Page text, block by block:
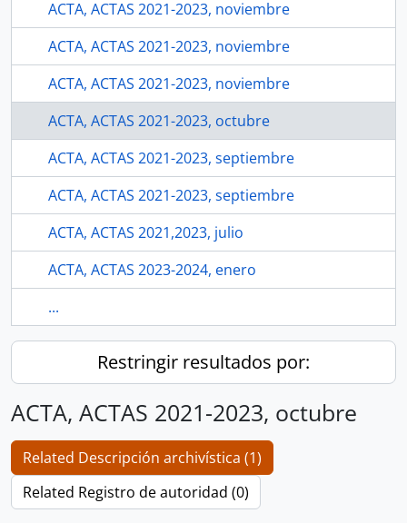
ACTA, ACTAS 2021-2023, noviembre
ACTA, ACTAS 2021-2023, noviembre
ACTA, ACTAS 2021-2023, noviembre
ACTA, ACTAS 2021-2023, octubre
ACTA, ACTAS 2021-2023, septiembre
ACTA, ACTAS 2021-2023, septiembre
ACTA, ACTAS 2021,2023, julio
ACTA, ACTAS 2023-2024, enero
...
Restringir resultados por:
ACTA, ACTAS 2021-2023, octubre
Related Descripción archivística (1)
Related Registro de autoridad (0)